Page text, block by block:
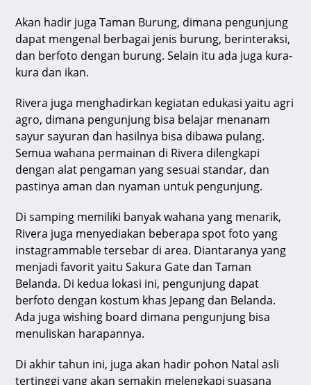
Akan hadir juga Taman Burung, dimana pengunjung
dapat mengenal berbagai jenis burung, berinteraksi,
dan berfoto dengan burung. Selain itu ada juga kura-
kura dan ikan.
Rivera juga menghadirkan kegiatan edukasi yaitu agri
agro, dimana pengunjung bisa belajar menanam
sayur sayuran dan hasilnya bisa dibawa pulang.
Semua wahana permainan di Rivera dilengkapi
dengan alat pengaman yang sesuai standar, dan
pastinya aman dan nyaman untuk pengunjung.
Di samping memiliki banyak wahana yang menarik,
Rivera juga menyediakan beberapa spot foto yang
instagrammable tersebar di area. Diantaranya yang
menjadi favorit yaitu Sakura Gate dan Taman
Belanda. Di kedua lokasi ini, pengunjung dapat
berfoto dengan kostum khas Jepang dan Belanda.
Ada juga wishing board dimana pengunjung bisa
menuliskan harapannya.
Di akhir tahun ini, juga akan hadir pohon Natal asli
tertinggi yang akan semakin melengkapi suasana